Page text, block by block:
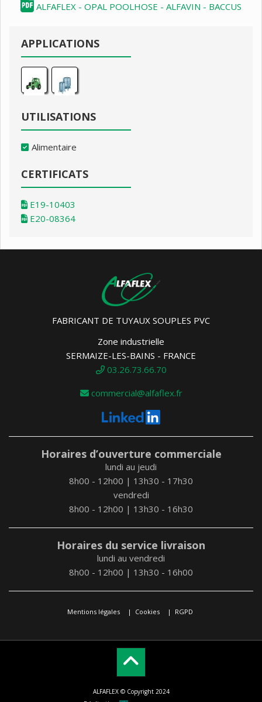
ALFAFLEX - OPAL POOLHOSE - ALFAVIN - BACCUS
APPLICATIONS
UTILISATIONS
Alimentaire
CERTIFICATS
E19-10403
E20-08364
FABRICANT DE TUYAUX SOUPLES PVC
Zone industrielle
SERMAIZE-LES-BAINS - FRANCE
03.26.73.66.70
commercial@alfaflex.fr
Horaires d’ouverture commerciale
lundi au jeudi
8h00 - 12h00 | 13h30 - 17h30
vendredi
8h00 - 12h00 | 13h30 - 16h30
Horaires du service livraison
lundi au vendredi
8h00 - 12h00 | 13h30 - 16h00
Mentions légales Cookies RGPD
ALFAFLEX © Copyright 2024